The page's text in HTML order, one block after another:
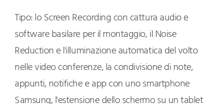
Tipo: lo Screen Recording con cattura audio e
software basilare per il montaggio, il Noise
Reduction e l'illuminazione automatica del volto
nelle video conferenze, la condivisione di note,
appunti, notifiche e app con uno smartphone
Samsung, l'estensione dello schermo su un tablet